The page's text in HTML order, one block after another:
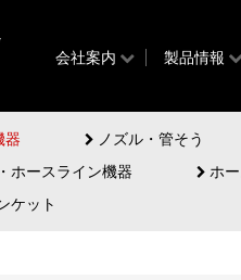
会社案内 製品情報
器 ノズル・管そう
ホースライン機器
ホ
ケット